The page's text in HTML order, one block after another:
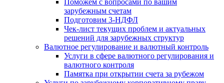
Поможем с вопросами по вашим
зарубежным счетам
Подготовим 3-НДФЛ
Чек-лист текущих проблем и актуальных
решений для зарубежных структур
Валютное регулирование и валютный контроль
Услуги в сфере валютного регулирования и
валютного контроля
Памятка при открытии счета за рубежом